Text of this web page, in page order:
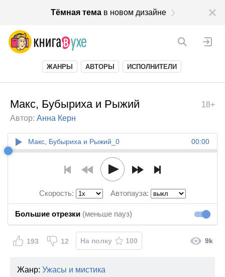
Тёмная темав новом дизайне
ЖАНРЫ АВТОРЫ ИСПОЛНИТЕЛИ
18+
Макс, Бубыриха и Рыжий
Автор: Анна Керн
00:00
Макс, Бубыриха и Рыжий_0
Скорость: Автопауза:
Большие отрезки (меньше пауз)
193 12 На полку 100 9k
Жанр: Ужасы и мистика